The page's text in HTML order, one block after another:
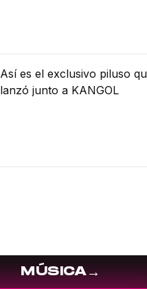
Así es el exclusivo piluso
lanzó junto a KANGOL
MÚSICA→